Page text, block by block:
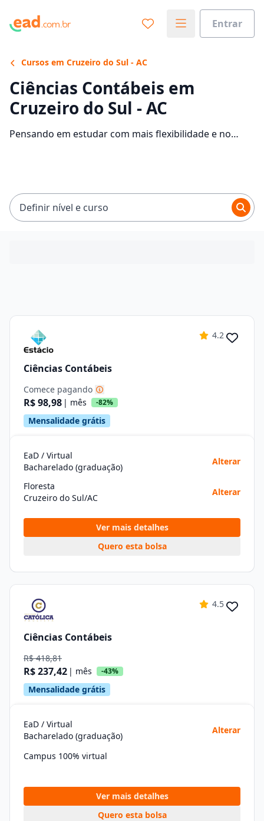
Entrar
Cursos em Cruzeiro do Sul - AC
Ciências Contábeis em
Cruzeiro do Sul - AC
Pensando em estudar com mais flexibilidade e no
Definir nível e curso
4.2
Ciências Contábeis
Comece pagando
R$ 98,98 | mês -82%
Mensalidade grátis
EaD / Virtual
Bacharelado (graduação)
Alterar
Floresta
Cruzeiro do Sul/AC
Alterar
Ver mais detalhes
Quero esta bolsa
4.5
Ciências Contábeis
R$ 418,81
R$ 237,42 | mês -43%
Mensalidade grátis
EaD / Virtual
Bacharelado (graduação)
Alterar
Campus 100% virtual
Ver mais detalhes
Quero esta bolsa